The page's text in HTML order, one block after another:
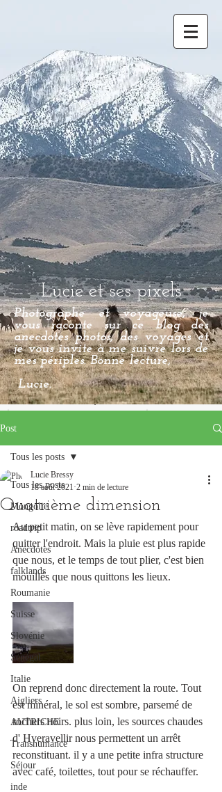
Lucie et ses pixels
Photographe et voyageuse, je
vous raconte sur ce blog des
anecdotes photos, des voyages et
je vous invite à me suivre lors de
mes périples. Bonne lecture,
Lucie.
Post
Tous les posts
Mongolie
roadtrip
Anecdotes
falklands
Roumanie
Suisse
Slovénie
Sénégal
Italie
Aigliers
AUTRICHE
Transhumance
Séjour
inde
Tous les posts
Quatrième dimension
Lucie Bressy
18 août 2021 2 min de lecture
Au petit matin, on se lève rapidement pour
quitter l'endroit. Mais la pluie est plus rapide
que nous, et le temps de tout plier, c'est bien
mouillés que nous quittons les lieux.
On reprend donc directement la route. Tout
est minéral, le sol est sombre, parsemé de
rochers noirs. plus loin, les sources chaudes
d' Hveravellir nous permettent un arrêt
reconstituant. il y a une petite infra structure
avec café, toilettes, tout pour se réchauffer.